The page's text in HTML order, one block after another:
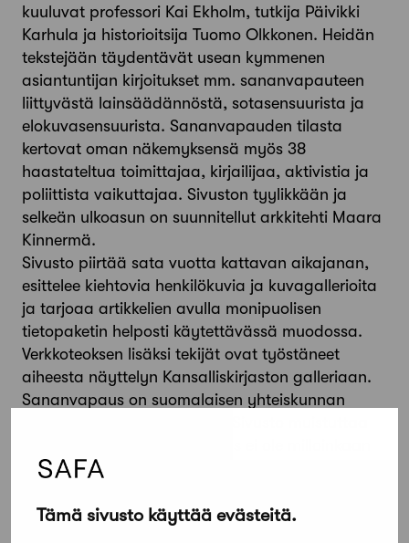
Tämä sivusto käyttää evästeitä.
kuuluvat professori Kai Ekholm, tutkija Päivikki
Karhula ja historioitsija Tuomo Olkkonen. Heidän
tekstejään täydentävät usean kymmenen
asiantuntijan kirjoitukset mm. sananvapauteen
liittyvästä lainsäädännöstä, sotasensuurista ja
elokuvasensuurista. Sananvapauden tilasta
kertovat oman näkemyksensä myös 38
haastateltua toimittajaa, kirjailijaa, aktivistia ja
poliittista vaikuttajaa. Sivuston tyylikkään ja
selkeän ulkoasun on suunnitellut arkkitehti Maara
Kinnermä.
Sivusto piirtää sata vuotta kattavan aikajanan,
esittelee kiehtovia henkilökuvia ja kuvagallerioita
ja tarjoaa artikkelien avulla monipuolisen
tietopaketin helposti käytettävässä muodossa.
Verkkoteoksen lisäksi tekijät ovat työstäneet
aiheesta näyttelyn Kansalliskirjaston galleriaan.
Sananvapaus on suomalaisen yhteiskunnan
itsestäänselvyys vaan sitä on aktiivisesti
yhteiskunnissa.